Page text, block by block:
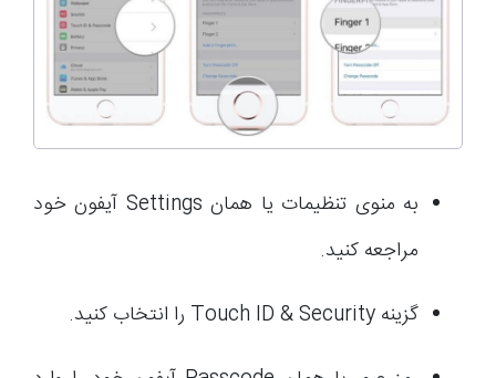
به منوی تنظیمات یا همان Settings آیفون خود
مراجعه کنید.
گزینه Touch ID & Security را انتخاب کنید.